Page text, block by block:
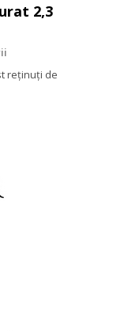
2,3
reţinuţi de